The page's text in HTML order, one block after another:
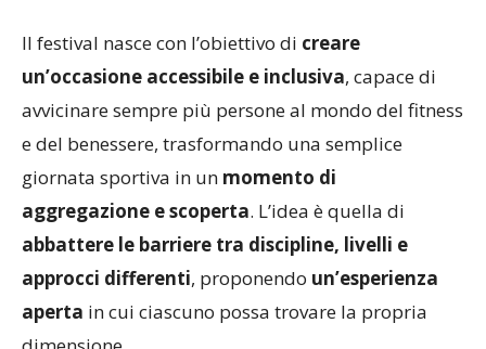
, capace di
avvicinare sempre più persone al mondo del fitness
e del benessere, trasformando una semplice
giornata sportiva in un
aggregazione e scoperta
. L’idea è quella di
abbattere le barriere tra discipline, livelli e
approcci differenti
, proponendo
un’esperienza
aperta
in cui ciascuno possa trovare la propria